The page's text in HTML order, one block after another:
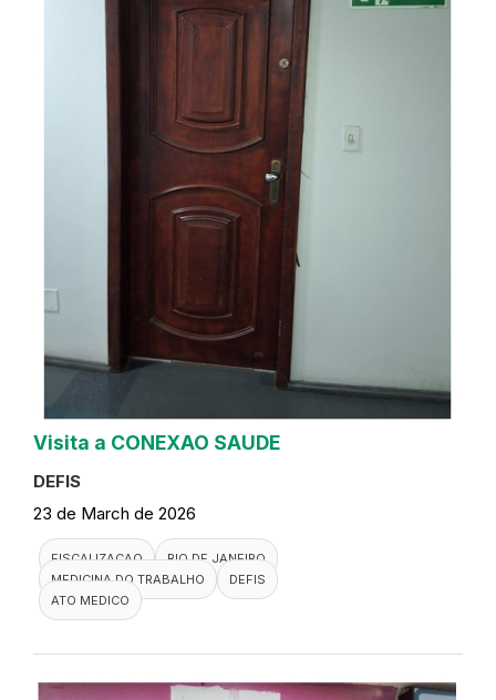
Visita a CONEXAO SAUDE
DEFIS
23 de March de 2026
FISCALIZACAO
RIO DE JANEIRO
MEDICINA DO TRABALHO
DEFIS
ATO MEDICO